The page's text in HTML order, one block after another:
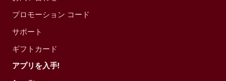
プロモーション コード
サポート
ギフトカード
アプリを入手!